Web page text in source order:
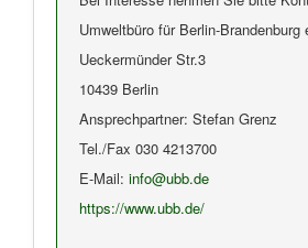
Umweltbüro für Berlin-Brandenburg
Ueckermünder Str.3
10439 Berlin
Ansprechpartner: Stefan Grenz
Tel./Fax 030 4213700
E-Mail: info@ubb.de
https://www.ubb.de/